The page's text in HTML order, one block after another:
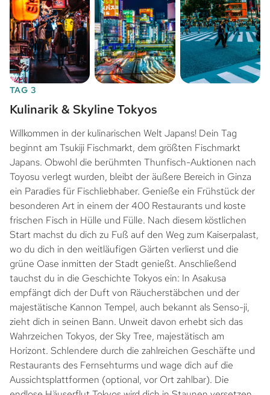
TAG 3
Kulinarik & Skyline Tokyos
Willkommen in der kulinarischen Welt Japans! Dein Tag
beginnt am Tsukiji Fischmarkt, dem größten Fischmarkt
Japans. Obwohl die berühmten Thunfisch-Auktionen nach
Toyosu verlegt wurden, bleibt der äußere Bereich in Ginza
ein Paradies für Fischliebhaber. Genieße ein Frühstück der
besonderen Art in einem der 400 Restaurants und koste
frischen Fisch in Hülle und Fülle. Nach diesem köstlichen
Start machst du dich zu Fuß auf den Weg zum Kaiserpalast,
wo du dich in den weitläufigen Gärten verlierst und die
grüne Oase inmitten der Stadt genießt. Anschließend
tauchst du in die Geschichte Tokyos ein: In Asakusa
empfängt dich der Duft von Räucherstäbchen und der
majestätische Kannon Tempel, auch bekannt als Senso-ji,
zieht dich in seinen Bann. Unweit davon erhebt sich das
Wahrzeichen Tokyos, der Sky Tree, majestätisch am
Horizont. Schlendere durch die zahlreichen Geschäfte und
Restaurants des Fernsehturms und wage dich auf die
Aussichtsplattformen (optional, vor Ort zahlbar). Die